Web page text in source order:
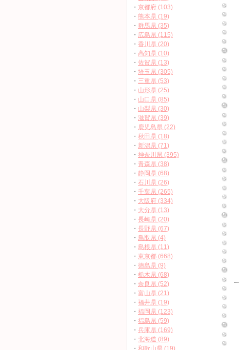
・ 京都府 (103)
・ 熊本県 (19)
・ 群馬県 (35)
・ 広島県 (115)
・ 香川県 (20)
・ 高知県 (10)
・ 佐賀県 (13)
・ 埼玉県 (305)
・ 三重県 (53)
・ 山形県 (25)
・ 山口県 (85)
・ 山梨県 (30)
・ 滋賀県 (39)
・ 鹿児島県 (22)
・ 秋田県 (18)
・ 新潟県 (71)
・ 神奈川県 (395)
・ 青森県 (38)
・ 静岡県 (68)
・ 石川県 (26)
・ 千葉県 (265)
・ 大阪府 (334)
・ 大分県 (13)
・ 長崎県 (20)
・ 長野県 (67)
・ 鳥取県 (4)
・ 島根県 (11)
・ 東京都 (668)
・ 徳島県 (9)
・ 栃木県 (68)
・ 奈良県 (52)
・ 富山県 (21)
・ 福井県 (19)
・ 福岡県 (123)
・ 福島県 (59)
・ 兵庫県 (169)
・ 北海道 (89)
・ 和歌山県 (19)